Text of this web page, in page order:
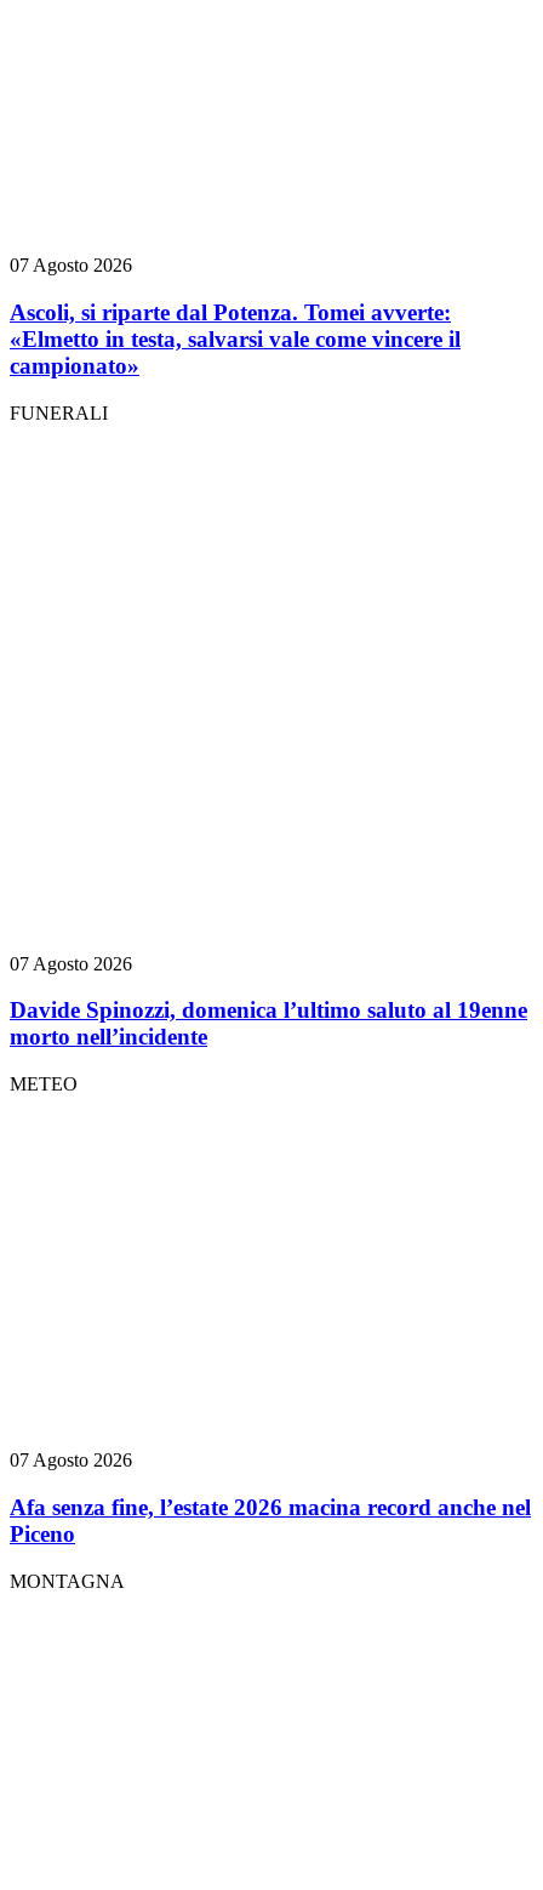
07 Agosto 2026
Ascoli, si riparte dal Potenza. Tomei avverte:
«Elmetto in testa, salvarsi vale come vincere il
campionato»
FUNERALI
07 Agosto 2026
Davide Spinozzi, domenica l’ultimo saluto al 19enne
morto nell’incidente
METEO
07 Agosto 2026
Afa senza fine, l’estate 2026 macina record anche nel
Piceno
MONTAGNA